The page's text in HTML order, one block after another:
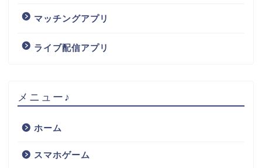
マッチングアプリ
ライブ配信アプリ
メニュー♪
ホーム
スマホゲーム